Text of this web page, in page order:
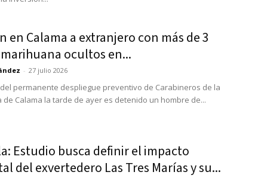
en Calama a extranjero con más de 3
ocultos en...
- 27 julio 2026
del permanente despliegue preventivo de Carabineros de la
de Calama la tarde de ayer es detenido un hombre de...
Estudio busca definir el impacto
del exvertedero Las Tres Marías y su...